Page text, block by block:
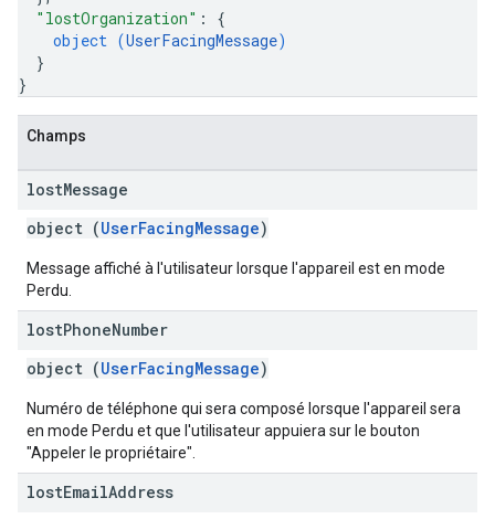
"lostOrganization" : {
object (UserFacingMessage)
}
}
Champs
lostMessage
object (UserFacingMessage)
Message affiché à l'utilisateur lorsque l'appareil est en mode
Perdu.
lostPhoneNumber
object (UserFacingMessage)
Numéro de téléphone qui sera composé lorsque l'appareil sera
en mode Perdu et que l'utilisateur appuiera sur le bouton
"Appeler le propriétaire".
lostEmailAddress